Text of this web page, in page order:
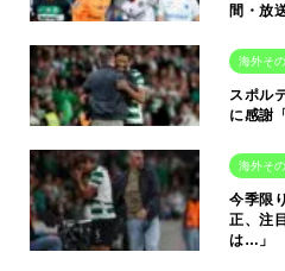
間・放
海外そ
スポル
に感謝
海外そ
今季限
正、注
は…」